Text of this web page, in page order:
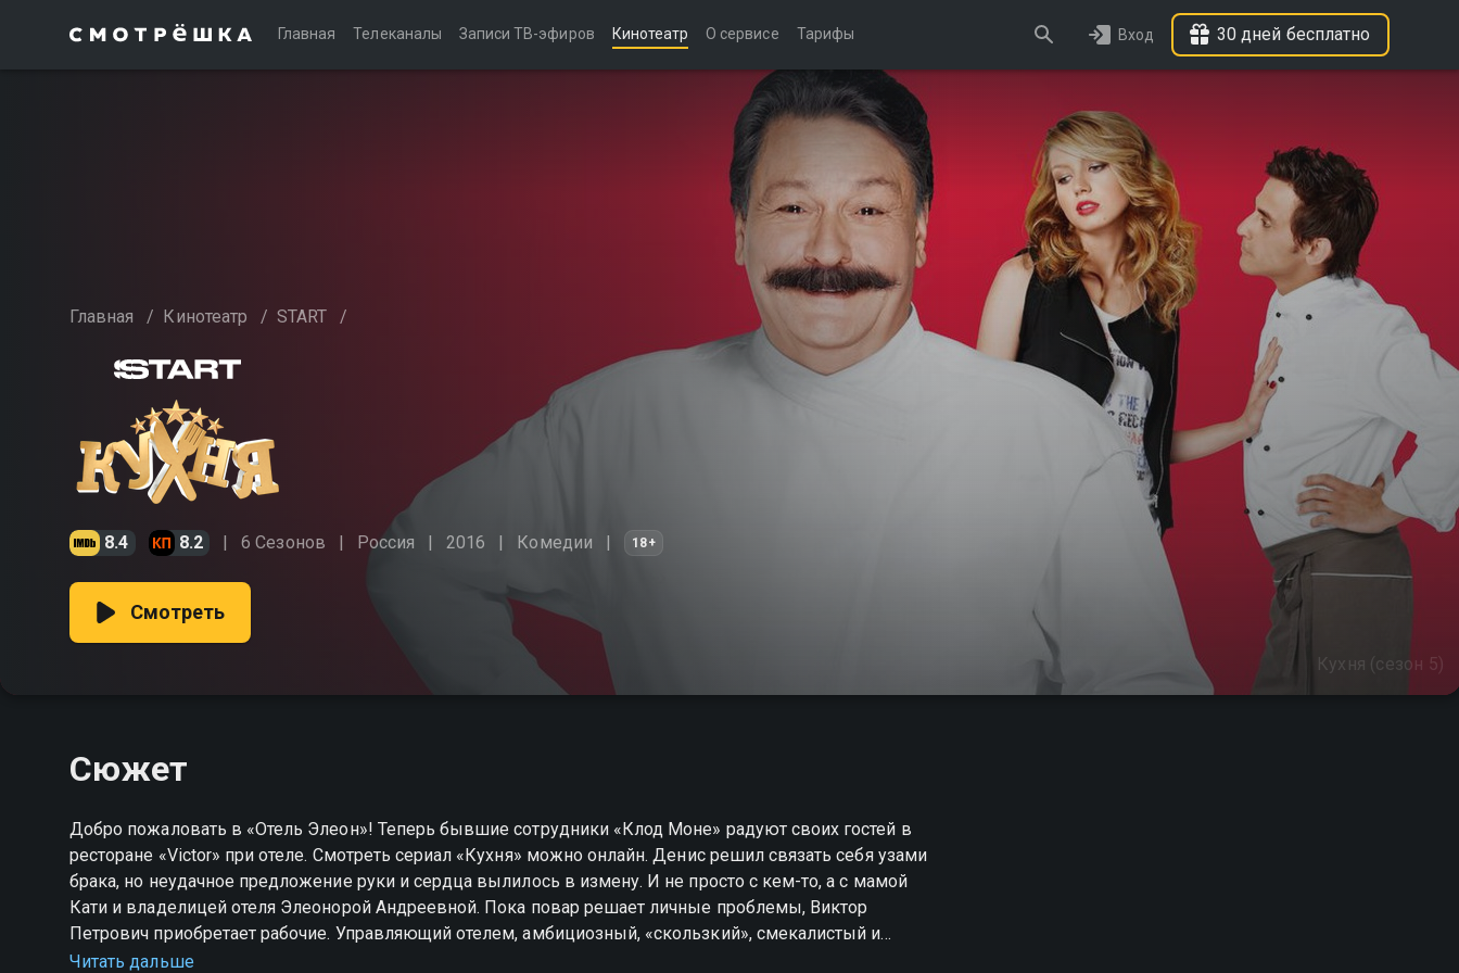
Главная Телеканалы Записи ТВ-эфиров Кинотеатр О сервисе Тарифы Вход 30 дней бесплатно
Главная / Кинотеатр / START /
8.4 8.2 6 Сезонов Россия 2016 Комедии 18+
Кухня (сезон 5)
Смотреть
Сюжет
Добро пожаловать в «Отель Элеон»! Теперь бывшие сотрудники «Клод Моне» радуют своих гостей в
ресторане «Victor» при отеле. Смотреть сериал «Кухня» можно онлайн. Денис решил связать себя узами
брака, но неудачное предложение руки и сердца вылилось в измену. И не просто с кем-то, а с мамой
Кати и владелицей отеля Элеонорой Андреевной. Пока повар решает личные проблемы, Виктор
Петрович приобретает рабочие. Управляющий отелем, амбициозный, «скользкий», смекалистый и
азартный Михаил Джекович так и норовит лишить Баринова работы или уничтожить репутацию
Читать дальше